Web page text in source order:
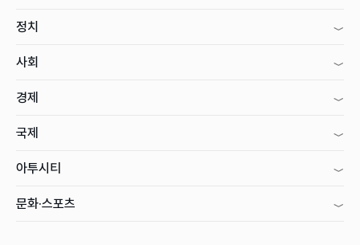
정치
사회
경제
국제
아투시티
문화·스포츠